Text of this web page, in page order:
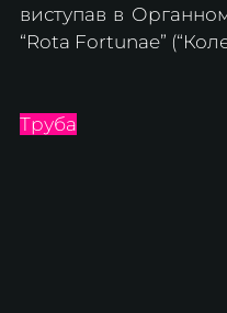
виступав в
“Rota Fortunae”
Труба